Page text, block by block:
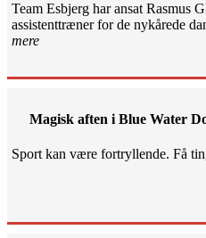
Team Esbjerg har ansat Rasmus
assistenttræner for de nykårede
mere
Magisk aften i Blue Water
Sport kan være fortryllende. Få